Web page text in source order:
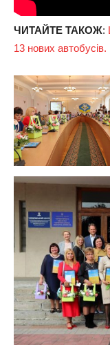
ЧИТАЙТЕ ТАКОЖ:
13 нових автобусів.